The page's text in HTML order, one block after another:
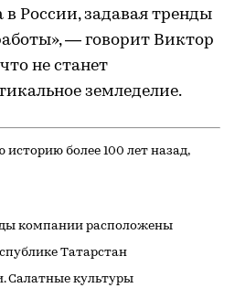
в России, задавая тренды
— говорит Виктор
не станет
земледелие.
историю более 100 лет назад,
компании расположены
Татарстан
Салатные культуры